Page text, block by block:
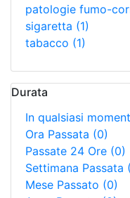
patologie fumo-
sigaretta (1)
tabacco (1)
Durata
In qualsiasi
Ora Passata (0)
Passate 24 Ore (0)
Settimana Passata
Mese Passato (0)